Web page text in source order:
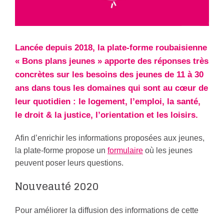
Lancée depuis 2018, la plate-forme roubaisienne
« Bons plans jeunes » apporte des réponses très
concrètes sur les besoins des jeunes de 11 à 30
ans dans tous les domaines qui sont au cœur de
leur quotidien : le logement, l’emploi, la santé,
le droit & la justice, l’orientation et les loisirs.
Afin d’enrichir les informations proposées aux jeunes,
la plate-forme propose un formulaire où les jeunes
peuvent poser leurs questions.
Nouveauté 2020
Pour améliorer la diffusion des informations de cette